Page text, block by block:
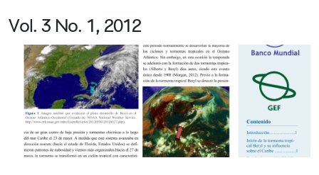
Vol. 3 No. 1, 2012